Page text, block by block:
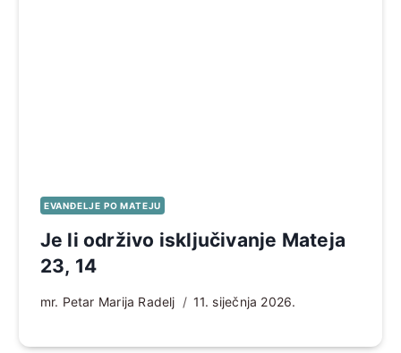
EVANĐELJE PO MATEJU
Je li održivo isključivanje Mateja
23, 14
mr. Petar Marija Radelj 11. siječnja 2026.